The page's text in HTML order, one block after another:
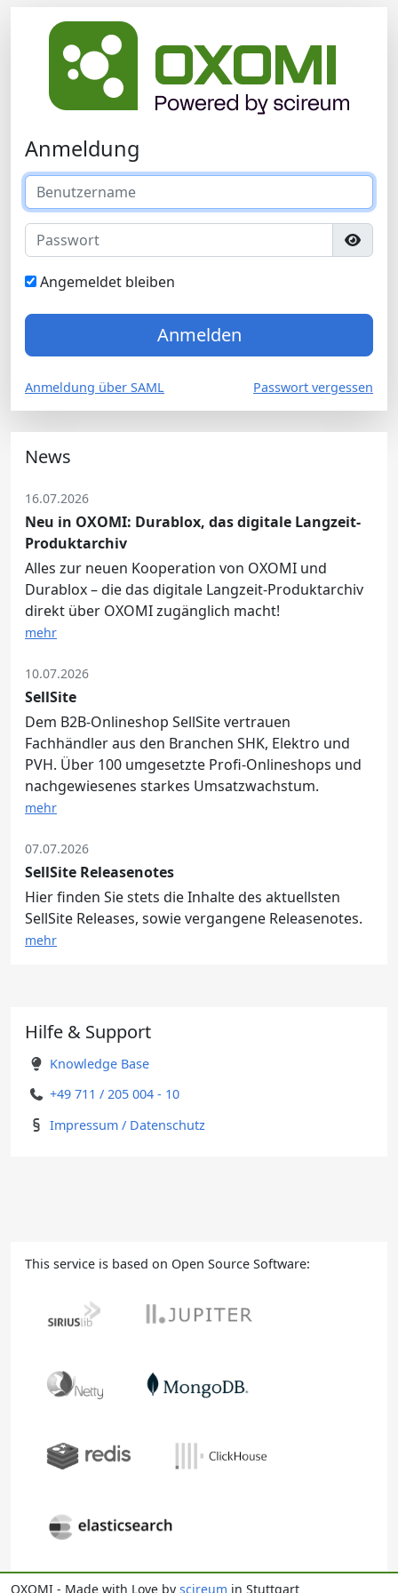
Anmeldung
Angemeldet bleiben
Anmelden
Anmeldung über SAML Passwort vergessen
News
16.07.2026
Neu in OXOMI: Durablox, das digitale Langzeit-
Produktarchiv
Alles zur neuen Kooperation von OXOMI und
Durablox – die das digitale Langzeit-Produktarchiv
direkt über OXOMI zugänglich macht!
mehr
10.07.2026
SellSite
Dem B2B-Onlineshop SellSite vertrauen
Fachhändler aus den Branchen SHK, Elektro und
PVH. Über 100 umgesetzte Profi-Onlineshops und
nachgewiesenes starkes Umsatzwachstum.
mehr
07.07.2026
SellSite Releasenotes
Hier finden Sie stets die Inhalte des aktuellsten
SellSite Releases, sowie vergangene Releasenotes.
mehr
Hilfe & Support
Knowledge Base
+49 711 / 205 004 - 10
Impressum / Datenschutz
This service is based on Open Source Software:
OXOMI - Made with Love by scireum in Stuttgart